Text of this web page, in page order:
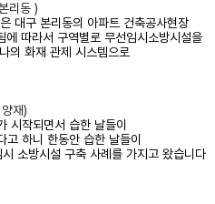
리동 )
대구 본리동의 아파트 건축공사현장
따라서 구역별로 무선임시소방시설을
의 화재 관제 시스템으로
재)
시작되면서 습한 날들이
하니 한동안 습한 날들이
소방시설 구축 사례를 가지고 왔습니다